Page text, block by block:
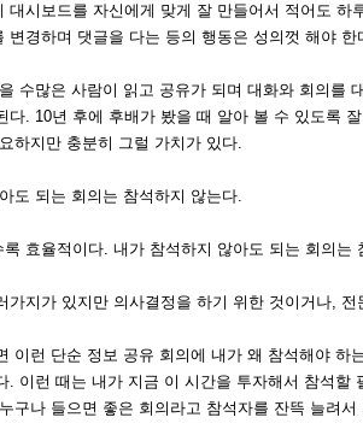
대시보드를 자신에게 맞게 잘 만들어서 적어도
변경하며 댓글을 다는 등의 행동은 성의껏 해야 한
수많은 사람이 읽고 공유가 되며 대화와 회의를
다. 10년 후에 후배가 봤을 때 알아 볼 수 있도록
하지만 충분히 그럴 가치가 있다.
도 되는 회의는 참석하지 않는다.
효율적이다. 내가 참석하지 않아도 되는 회의
가지가 있지만 의사결정을 하기 위한 것이거나,
이런 단순 정보 공유 회의에 내가 왜 참석해야
. 이런 때는 내가 지금 이 시간을 투자해서 참석
구나 들으면 좋은 회의라고 참석자를 잔뜩 늘려